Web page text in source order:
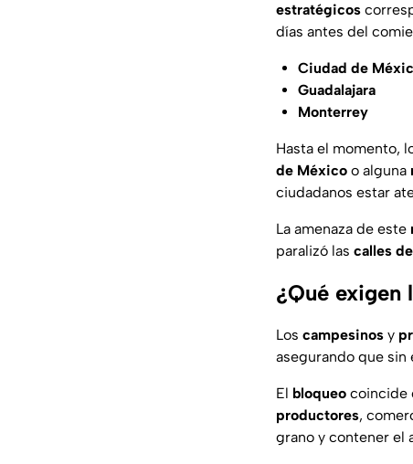
estratégicos
días antes del
Ciudad de
Guadalajara
Monterrey
Hasta el momento,
de México o alguna
ciudadanos estar
La amenaza de este
paralizó las calles
¿Qué exigen
Los campesinos y
asegurando que sin
El bloqueo coincide
productores,
grano y contener el